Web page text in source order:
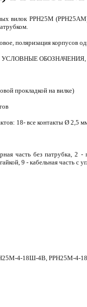
вилок РРН25М
поляризация корпусов
прокладкой на вилке)
18- все контакты Ø 2,5
часть без патрубка,
9 - кабельная часть с
4-18Ш-4В, РРН25М-4-